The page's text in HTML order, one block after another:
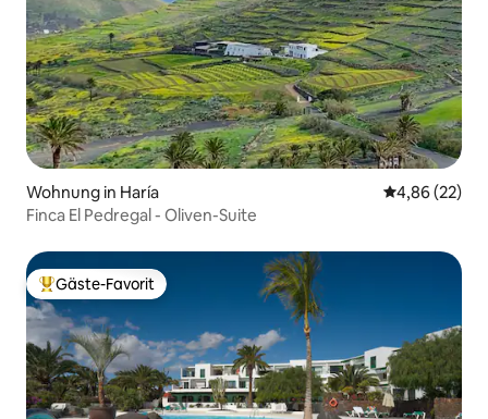
Wohnung in Haría
4,86 (22)
Finca El Pedregal - Oliven-Suite
Beliebter Gäste-Favorit.
Gäste-Favorit